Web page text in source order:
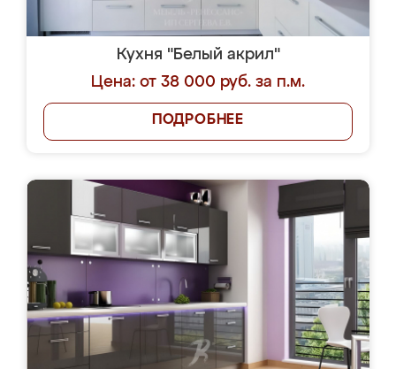
Кухня "Белый акрил"
Цена: от 38 000 руб. за п.м.
ПОДРОБНЕЕ